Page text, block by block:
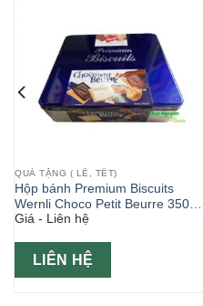
QUÀ TẶNG ( LỄ, TẾT)
Hộp bánh Premium Biscuits
Wernli Choco Petit Beurre 350g
hộp xanh
Giá - Liên hệ
LIÊN HỆ